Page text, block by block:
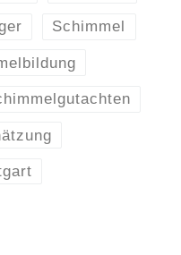
Schimmel